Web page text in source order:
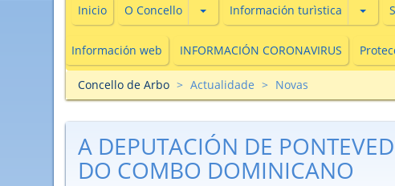
Inicio O Concello Subsecciones de O Concello
Información turìstica
Información web INFORMACIÓN CORONAVIRUS
Concello de Arbo Actualidade Novas
A DEPUTACIÓN DE
DO COMBO DOMINICANO